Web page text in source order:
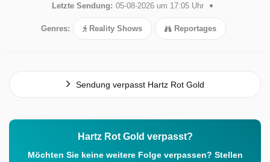
Letzte Sendung: 05-08-2026 um 17:05 Uhr
Genres: Reality Shows Reportages
Sendung verpasst Hartz Rot Gold
Hartz Rot Gold verpasst?
Möchten Sie keine weitere Folge verpassen? Stellen